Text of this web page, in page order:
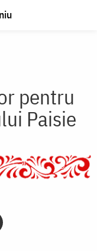
pentru
Paisie